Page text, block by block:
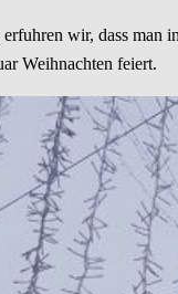
erfuhren wir, dass man
Weihnachten feiert.